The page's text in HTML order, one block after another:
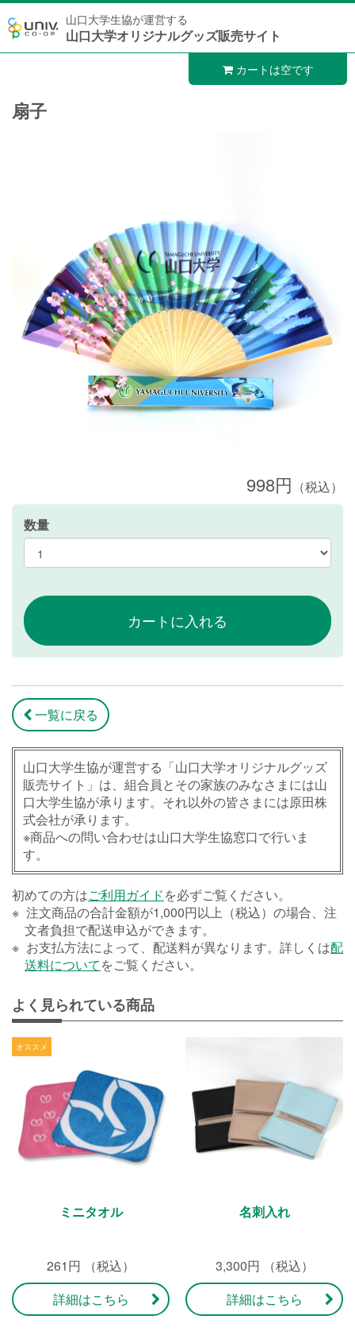
山口大学生協が運営する
山口大学オリジナルグッズ販売サイト
カートは空です
扇子
998円 （税込）
数量
一覧に戻る
山口大学生協が運営する「山口大学オリジナルグッズ
販売サイト」は、組合員とその家族のみなさまには山
口大学生協が承ります。それ以外の皆さまには原田株
式会社が承ります。
※商品への問い合わせは山口大学生協窓口で行いま
す。
初めての方はご利用ガイドを必ずご覧ください。
注文商品の合計金額が1,000円以上（税込）の場合、注
文者負担で配送申込ができます。
お支払方法によって、配送料が異なります。詳しくは配
送料についてをご覧ください。
よく見られている商品
ミニタオル
261円 （税込）
詳細はこちら
名刺入れ
3,300円 （税込）
詳細はこちら